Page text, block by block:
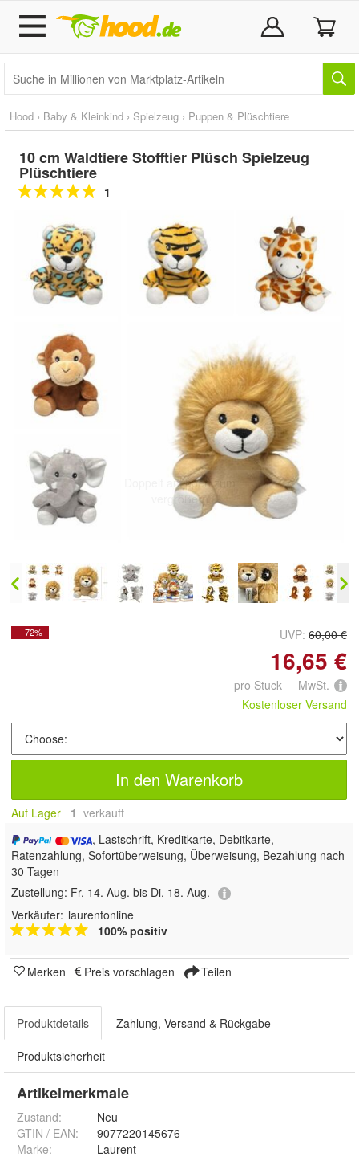
Hood › Baby & Kleinkind › Spielzeug › Puppen & Plüschtiere
10 cm Waldtiere Stofftier Plüsch Spielzeug
Plüschtiere
1
Doppelt antippen zum
vergrößern
- 72% UVP: 60,00 €
16,65 €
pro Stuck MwSt.
Kostenloser Versand
In den Warenkorb
Auf Lager 1 verkauft
, Lastschrift, Kreditkarte, Debitkarte,
Ratenzahlung, Sofortüberweisung, Überweisung, Bezahlung nach
30 Tagen
Zustellung: Fr, 14. Aug. bis Di, 18. Aug.
Verkäufer: laurentonline
100% positiv
Merken Preis vorschlagen Teilen
Produktdetails Zahlung, Versand & Rückgabe
Produktsicherheit
Artikelmerkmale
Zustand:
Neu
GTIN / EAN:
9077220145676
Marke:
Laurent